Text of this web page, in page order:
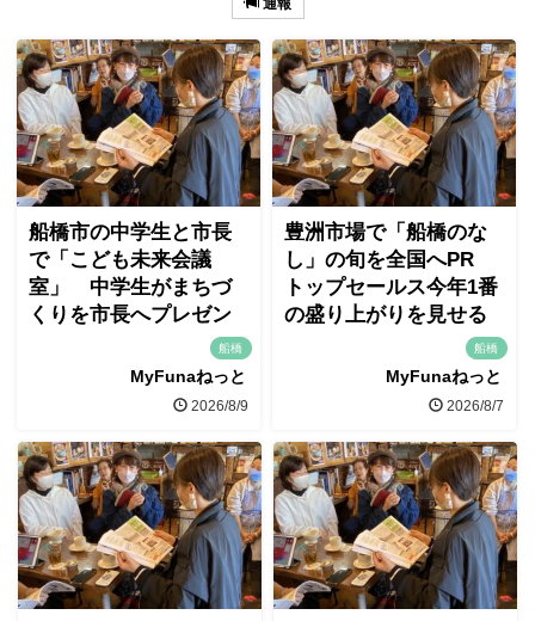
通報
船橋市の中学生と市長
で「こども未来会議
室」 中学生がまちづ
くりを市長へプレゼン
船橋
MyFunaねっと
2026/8/9
豊洲市場で「船橋のな
し」の旬を全国へPR
トップセールス今年1番
の盛り上がりを見せる
船橋
MyFunaねっと
2026/8/7